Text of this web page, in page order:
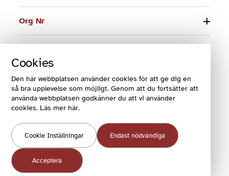
Cookies
Den här webbplatsen använder cookies för att ge dig en
så bra upplevelse som möjligt. Genom att du fortsätter att
använda webbplatsen godkänner du att vi använder
cookies. Läs mer här.
Cookie Inställningar Endast nödvändiga
Acceptera
Org Nr
E-post
© 2024 Funktionsrätt Sverige
COOKIES OCH VILLKOR
COOKIEINSTÄLLNINGAR